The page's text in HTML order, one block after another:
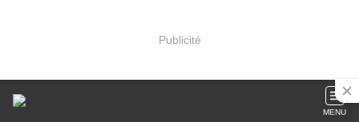
Publicité
MENU